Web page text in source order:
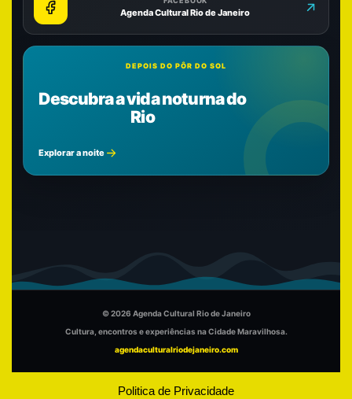
Agenda Cultural Rio de Janeiro
DEPOIS DO PÔR DO SOL
Descubra a vida noturna do
Rio
Explorar a noite
© 2026 Agenda Cultural Rio de Janeiro
Cultura, encontros e experiências na Cidade Maravilhosa.
agendaculturalriodejaneiro.com
Politica de Privacidade